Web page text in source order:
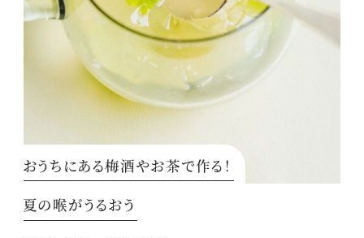
おうちにある梅酒やお茶で作る！
夏の喉がうるおう